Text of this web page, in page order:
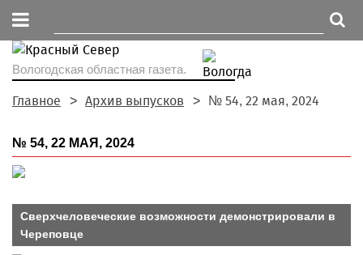
Вологодская областная газета.
Главное Архив выпусков № 54, 22 мая, 2024
№ 54, 22 МАЯ, 2024
Сверхчеловеческие возможности демонстрировали в
Череповце